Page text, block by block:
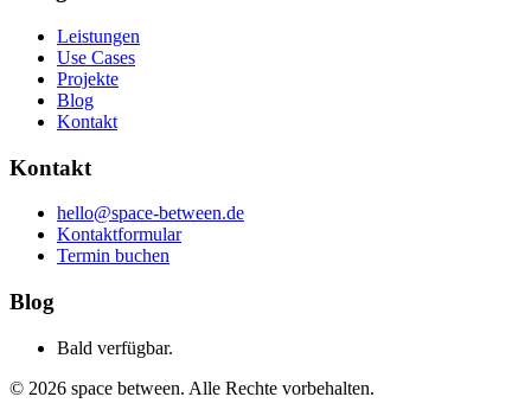
Leistungen
Use Cases
Projekte
Blog
Kontakt
Kontakt
hello@space-between.de
Kontaktformular
Termin buchen
Blog
Bald verfügbar.
© 2026 space between. Alle Rechte vorbehalten.